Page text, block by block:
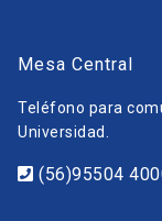
Mesa Central
Teléfono para
Universidad.
(56)95504